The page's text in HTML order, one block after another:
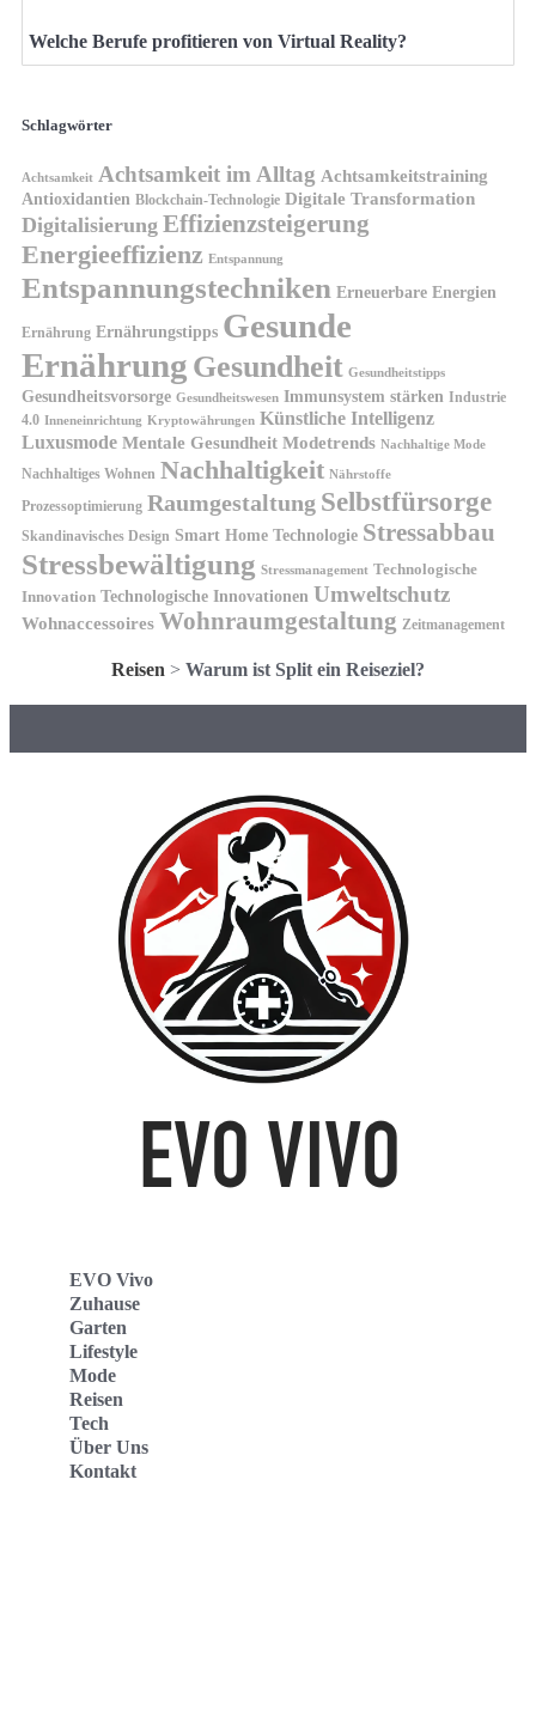
Welche Berufe profitieren von Virtual Reality?
Schlagwörter
Achtsamkeit Achtsamkeit im Alltag Achtsamkeitstraining
Antioxidantien Blockchain-Technologie Digitale Transformation
Digitalisierung Effizienzsteigerung
Energieeffizienz Entspannung
Entspannungstechniken Erneuerbare Energien
Ernährung Ernährungstipps Gesunde
Ernährung Gesundheit Gesundheitstipps
Gesundheitsvorsorge Gesundheitswesen Immunsystem stärken Industrie
4.0 Inneneinrichtung Kryptowährungen Künstliche Intelligenz
Luxusmode Mentale Gesundheit Modetrends Nachhaltige Mode
Nachhaltiges Wohnen Nachhaltigkeit Nährstoffe
Prozessoptimierung Raumgestaltung Selbstfürsorge
Skandinavisches Design Smart Home Technologie Stressabbau
Stressbewältigung Stressmanagement Technologische
Innovation Technologische Innovationen Umweltschutz
Wohnaccessoires Wohnraumgestaltung Zeitmanagement
Reisen > Warum ist Split ein Reiseziel?
EVO Vivo
Zuhause
Garten
Lifestyle
Mode
Reisen
Tech
Über Uns
Kontakt